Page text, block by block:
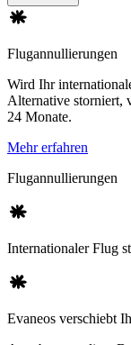
Flugannullierungen
Wird Ihr
Alternative storniert,
24 Monate.
Mehr erfahren
Flugannullierungen
Internationaler Flug
Evaneos verschiebt